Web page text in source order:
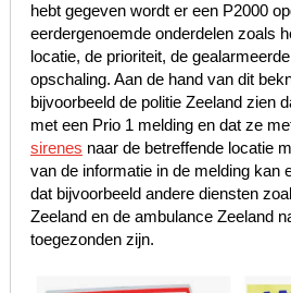
hebt gegeven wordt er een P2000
eerdergenoemde onderdelen zoals
locatie, de prioriteit, de
opschaling. Aan de hand van dit
bijvoorbeeld de politie Zeeland zien
met een Prio 1 melding en dat ze
sirenes naar de betreffende locatie
van de informatie in de melding kan
dat bijvoorbeeld andere diensten
Zeeland en de ambulance Zeeland
toegezonden zijn.